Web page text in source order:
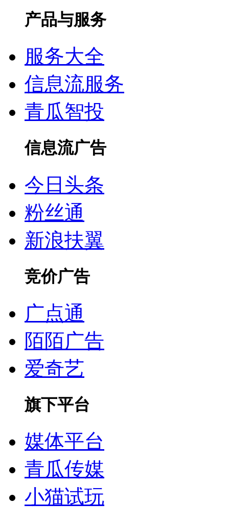
产品与服务
服务大全
信息流服务
青瓜智投
信息流广告
今日头条
粉丝通
新浪扶翼
竞价广告
广点通
陌陌广告
爱奇艺
旗下平台
媒体平台
青瓜传媒
小猫试玩